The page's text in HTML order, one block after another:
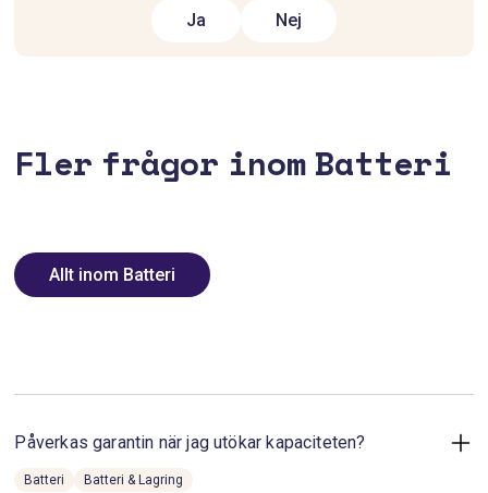
Ja
Nej
Fler frågor inom Batteri
Allt inom Batteri
Påverkas garantin när jag utökar kapaciteten?
Batteri Batteri & Lagring